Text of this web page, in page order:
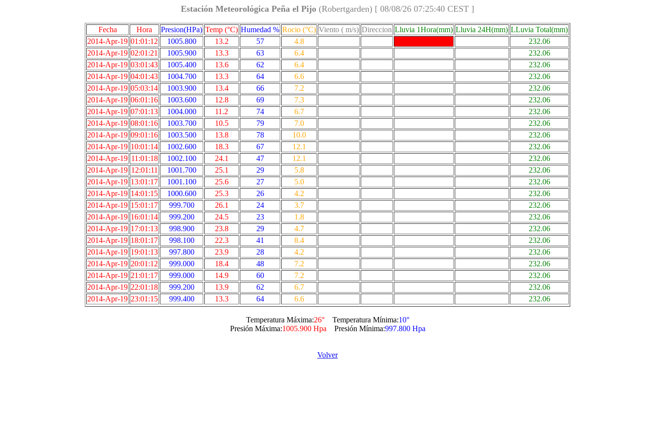
Estación Meteorológica Peña el Pijo (Robertgarden) [ 08/08/26 07:25:40 CEST ]
Fecha Hora Presion(HPa) Temp (°C) Humedad % Rocio (°C) Viento ( m/s) Direccion Lluvia 1Hora(mm) Lluvia 24H(mm) LLuvia Total(mm)
2014-Apr-19 01:01:12 1005.800 13.2 57 4.8
232.06
2014-Apr-19 02:01:21 1005.900 13.3 63 6.4
232.06
2014-Apr-19 03:01:43 1005.400 13.6 62 6.4
232.06
2014-Apr-19 04:01:43 1004.700 13.3 64 6.6
232.06
2014-Apr-19 05:03:14 1003.900 13.4 66 7.2
232.06
2014-Apr-19 06:01:16 1003.600 12.8 69 7.3
232.06
2014-Apr-19 07:01:13 1004.000 11.2 74 6.7
232.06
2014-Apr-19 08:01:16 1003.700 10.5 79 7.0
232.06
2014-Apr-19 09:01:16 1003.500 13.8 78 10.0
232.06
2014-Apr-19 10:01:14 1002.600 18.3 67 12.1
232.06
2014-Apr-19 11:01:18 1002.100 24.1 47 12.1
232.06
2014-Apr-19 12:01:11 1001.700 25.1 29 5.8
232.06
2014-Apr-19 13:01:17 1001.100 25.6 27 5.0
232.06
2014-Apr-19 14:01:15 1000.600 25.3 26 4.2
232.06
2014-Apr-19 15:01:17 999.700 26.1 24 3.7
232.06
2014-Apr-19 16:01:14 999.200 24.5 23 1.8
232.06
2014-Apr-19 17:01:13 998.900 23.8 29 4.7
232.06
2014-Apr-19 18:01:17 998.100 22.3 41 8.4
232.06
2014-Apr-19 19:01:13 997.800 23.9 28 4.2
232.06
2014-Apr-19 20:01:12 999.000 18.4 48 7.2
232.06
2014-Apr-19 21:01:17 999.000 14.9 60 7.2
232.06
2014-Apr-19 22:01:18 999.200 13.9 62 6.7
232.06
2014-Apr-19 23:01:15 999.400 13.3 64 6.6 232.06
Temperatura Máxima:26°Temperatura Mínima:10°
Presión Máxima:1005.900 Hpa Presión Mínima:997.800 Hpa
Volver